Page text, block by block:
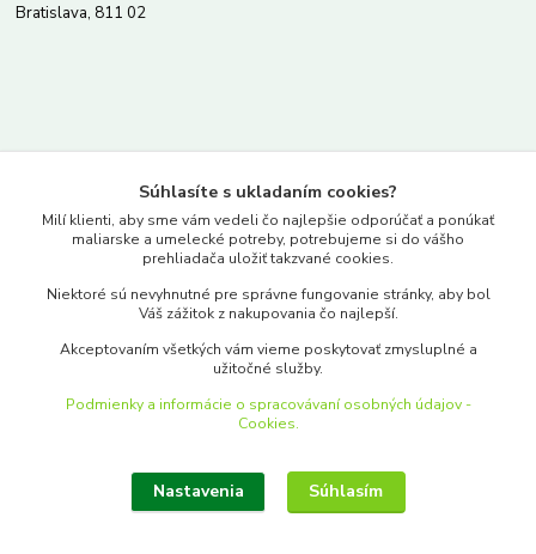
Bratislava, 811 02
www.merkantil.sk
Pondelok-Piatok: 9.00-17.00hod.
objednavky@merkantil-obchod.sk
Upraviť zber cookies.
Súhlasíte s ukladaním cookies?
Milí klienti, aby sme vám vedeli čo najlepšie odporúčať a ponúkať
maliarske a umelecké potreby, potrebujeme si do vášho
prehliadača uložiť takzvané cookies.
Niektoré sú nevyhnutné pre správne fungovanie stránky, aby bol
Váš zážitok z nakupovania čo najlepší.
Akceptovaním všetkých vám vieme poskytovať zmysluplné a
užitočné služby.
Podmienky a informácie o spracovávaní osobných údajov -
Cookies.
Nastavenia Súhlasím